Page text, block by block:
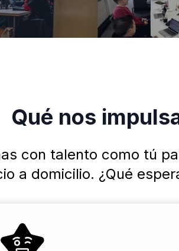
Qué nos
con talento como tú
a domicilio. ¿Qué